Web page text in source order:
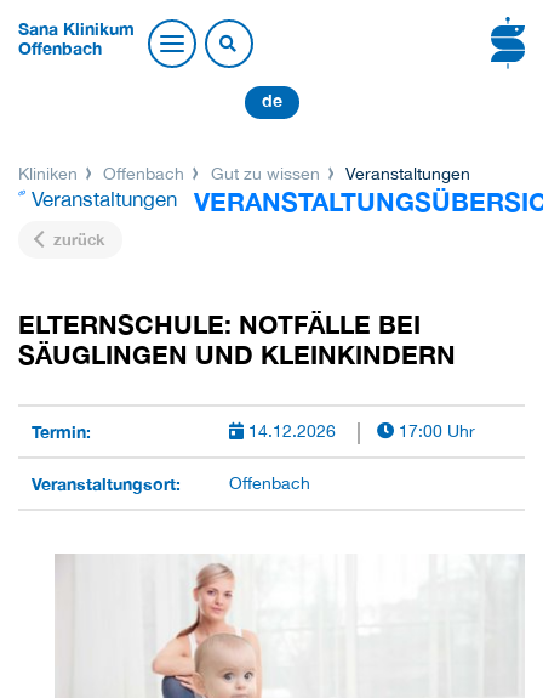
Sana Klinikum
Offenbach
de
Kliniken Offenbach Gut zu wissen Veranstaltungen
Veranstaltungen
zurück
ELTERNSCHULE: NOTFÄLLE BEI
SÄUGLINGEN UND KLEINKINDERN
Termin: 14.12.2026 17:00 Uhr
Veranstaltungsort: Offenbach